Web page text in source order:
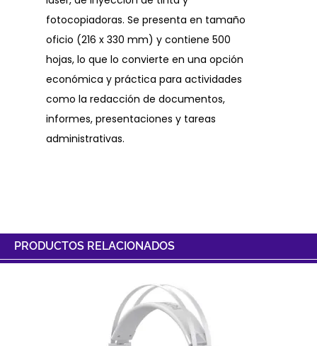
fotocopiadoras. Se presenta en tamaño
oficio (216 x 330 mm) y contiene 500
hojas, lo que lo convierte en una opción
económica y práctica para actividades
como la redacción de documentos,
informes, presentaciones y tareas
administrativas.
PRODUCTOS RELACIONADOS